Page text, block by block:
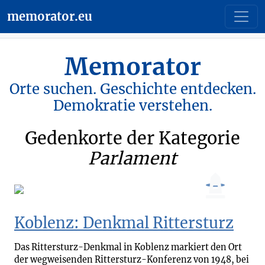
memorator.eu
Memorator
Orte suchen. Geschichte entdecken.
Demokratie verstehen.
Gedenkorte der Kategorie
Parlament
Koblenz: Denkmal Rittersturz
Das Rittersturz-Denkmal in Koblenz markiert den Ort
der wegweisenden Rittersturz-Konferenz von 1948, bei